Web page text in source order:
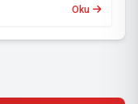
Oku